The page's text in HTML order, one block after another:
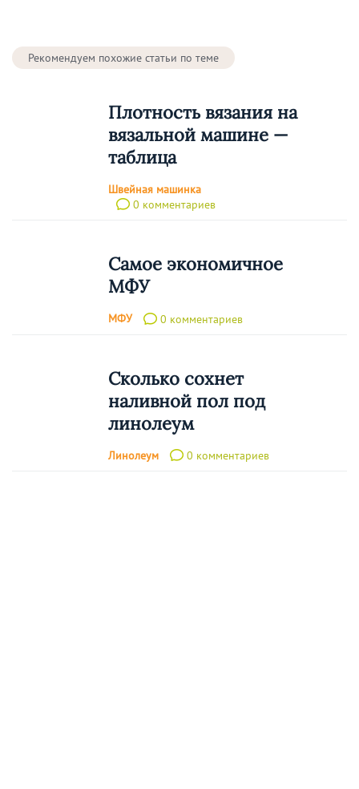
Рекомендуем похожие статьи по теме
Плотность вязания на
вязальной машине —
таблица
Швейная машинка
0 комментариев
Самое экономичное
МФУ
МФУ 0 комментариев
Сколько сохнет
наливной пол под
линолеум
Линолеум 0 комментариев